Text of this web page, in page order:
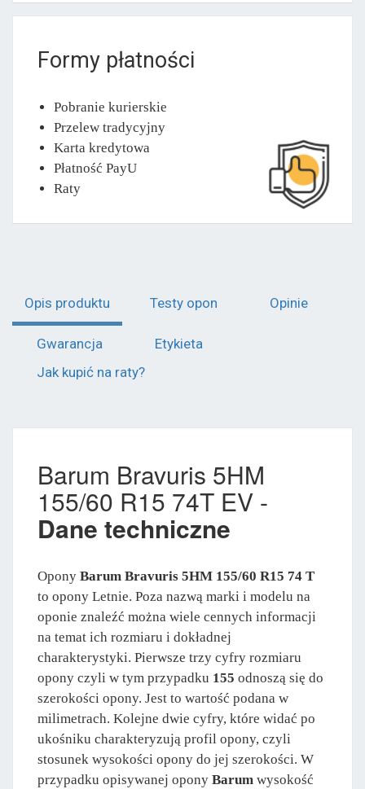
Formy płatności
Pobranie kurierskie
Przelew tradycyjny
Karta kredytowa
Płatność PayU
Raty
Opis produktu Testy opon Opinie
Gwarancja
Etykieta
Jak kupić na raty?
Barum Bravuris 5HM
155/60 R15 74T EV -
Dane techniczne
Opony Barum Bravuris 5HM 155/60 R15 74 T
to opony Letnie. Poza nazwą marki i modelu na
oponie znaleźć można wiele cennych informacji
na temat ich rozmiaru i dokładnej
charakterystyki. Pierwsze trzy cyfry rozmiaru
opony czyli w tym przypadku 155 odnoszą się do
szerokości opony. Jest to wartość podana w
milimetrach. Kolejne dwie cyfry, które widać po
ukośniku charakteryzują profil opony, czyli
stosunek wysokości opony do jej szerokości. W
przypadku opisywanej opony Barum wysokość